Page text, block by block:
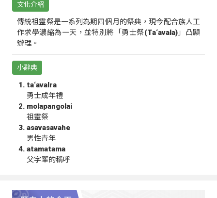
文化介紹
傳統祖靈祭是一系列為期四個月的祭典，現今配合族人工
作求學濃縮為一天，並特別將「勇士祭(Ta‘avala)」凸顯
辦理。
小辭典
ta‘avalra
勇士成年禮
molapangolai
祖靈祭
asavasavahe
男性青年
atamatama
父字輩的稱呼